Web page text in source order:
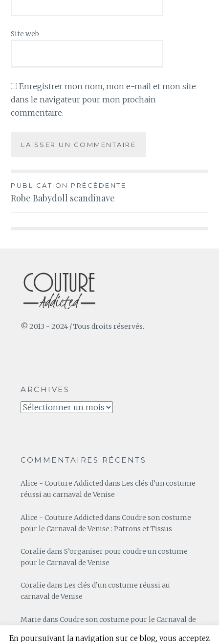
Site web
Enregistrer mon nom, mon e-mail et mon site
dans le navigateur pour mon prochain
commentaire.
Navigation
de
PUBLICATION PRÉCÉDENTE
Robe Babydoll scandinave
© 2013 - 2024 / Tous droits réservés.
ARCHIVES
Archives
COMMENTAIRES RÉCENTS
Alice - Couture AddicteddansLes clés d’un costume
réussi au carnaval de Venise
Alice - Couture Addicted dansCoudre son costume
pour le Carnaval de Venise : Patrons et Tissus
Coralie dansS’organiser pour coudre un costume
pour le Carnaval de Venise
Coralie dansLes clés d’un costume réussi au
carnaval de Venise
Marie dansCoudre son costume pour le Carnaval de
En poursuivant la navigation sur ce blog, vous acceptez